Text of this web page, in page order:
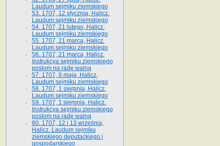
Laudum sejmiku ziemskiego
53. 1707, 12 stycznia, Halicz.
Laudum sejmiku ziemskiego
54. 1707, 21 lutego, Halicz.
Laudum sejmiku ziemskiego
55. 1707, 21 marca, Halicz.
Laudum sejmiku ziemskiego
56. 1707, 21 marca, Halicz.
Instrukcya sejmiku ziemskiego
posłom na radę walną
57. 1707, 9 maja, Halicz.
Laudum sejmiku ziemskiego
58. 1707, 1 sierpnia, Halicz.
Laudum sejmiku ziemskiego
59. 1707, 1 sierpnia, Halicz.
Instrukcya sejmiku ziemskiego
posłom na radę walną
60. 1707, 12 i 13 września,
Halicz. Laudum sejmiku
ziemskiego deputackiego i
gospodarskiego